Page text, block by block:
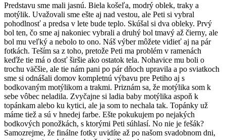
Predstavu sme mali jasnú. Biela košeľa, modrý oblek, traky a
motýlik. Uvažovali sme ešte aj nad vestou, ale Peti si vybral
pohodlnosť a predsa v lete bude teplo. Skúšal si dva obleky. Prvý
bol ten, čo sme aj nakoniec vybrali a druhý bol tmavý až čierny, ale
bol mu veľký a nebolo to ono. Náš výber môžete vidieť aj na pár
fotkách. Teším sa z toho, pretože Peti ma problém v ramenách
keďže tie má o dosť širšie ako ostatok tela. Nohavice mu boli o
trochu väčšie, ale tie nám pani po pár dňoch upravila a po sviatkoch
sme si odnášali domov kompletnú výbavu pre Petiho aj s
bodkovaným motýlikom a trakmi. Priznám sa, že motýlika som k
sebe vôbec neladila. Zvyčajne si ladia baby motýlika aspoň k
topánkam alebo ku kytici, ale ja som to nechala tak. Topánky už
máme tiež a sú v hnedej farbe. Ešte pokukujem po nejakých
bodkových ponožkách, s ktorými Peti súhlasí. No nie je fešák?
Samozrejme, že finálne fotky uvidíte až po našom svadobnom dni,